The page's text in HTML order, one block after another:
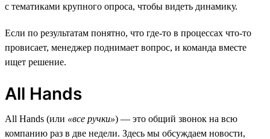
с тематиками крупного опроса, чтобы видеть динамику.
Если по результатам понятно, что где-то в процессах что-то
провисает, менеджер поднимает вопрос, и команда вместе
ищет решение.
All Hands
All Hands (или «все ручки») — это общий звонок на всю
компанию раз в две недели. Здесь мы обсуждаем новости,